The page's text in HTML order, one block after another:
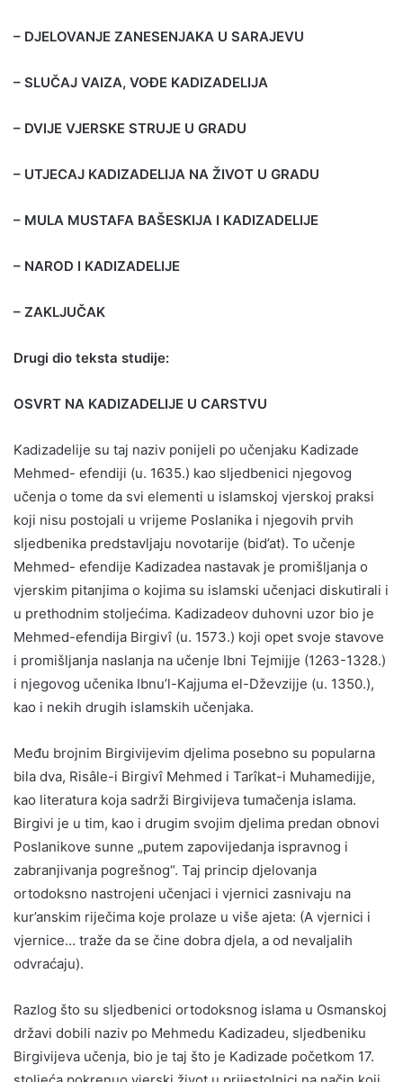
– DJELOVANJE ZANESENJAKA U SARAJEVU
– SLUČAJ VAIZA, VOĐE KADIZADELIJA
– DVIJE VJERSKE STRUJE U GRADU
– UTJECAJ KADIZADELIJA NA ŽIVOT U GRADU
– MULA MUSTAFA BAŠESKIJA I KADIZADELIJE
– NAROD I KADIZADELIJE
– ZAKLJUČAK
Drugi dio teksta studije:
OSVRT NA KADIZADELIJE U CARSTVU
Kadizadelije su taj naziv ponijeli po učenjaku Kadizade
Mehmed- efendiji (u. 1635.) kao sljedbenici njegovog
učenja o tome da svi elementi u islamskoj vjerskoj praksi
koji nisu postojali u vrijeme Poslanika i njegovih prvih
sljedbenika predstavljaju novotarije (bid’at). To učenje
Mehmed- efendije Kadizadea nastavak je promišljanja o
vjerskim pitanjima o kojima su islamski učenjaci diskutirali i
u prethodnim stoljećima. Kadizadeov duhovni uzor bio je
Mehmed-efendija Birgivî (u. 1573.) koji opet svoje stavove
i promišljanja naslanja na učenje Ibni Tejmijje (1263-1328.)
i njegovog učenika Ibnu’l-Kajjuma el-Dževzijje (u. 1350.),
kao i nekih drugih islamskih učenjaka.
Među brojnim Birgivijevim djelima posebno su popularna
bila dva, Risâle-i Birgivî Mehmed i Tarîkat-i Muhamedijje,
kao literatura koja sadrži Birgivijeva tumačenja islama.
Birgivi je u tim, kao i drugim svojim djelima predan obnovi
Poslanikove sunne „putem zapovijedanja ispravnog i
zabranjivanja pogrešnog“. Taj princip djelovanja
ortodoksno nastrojeni učenjaci i vjernici zasnivaju na
kur’anskim riječima koje prolaze u više ajeta: (A vjernici i
vjernice… traže da se čine dobra djela, a od nevaljalih
odvraćaju).
Razlog što su sljedbenici ortodoksnog islama u Osmanskoj
državi dobili naziv po Mehmedu Kadizadeu, sljedbeniku
Birgivijeva učenja, bio je taj što je Kadizade početkom 17.